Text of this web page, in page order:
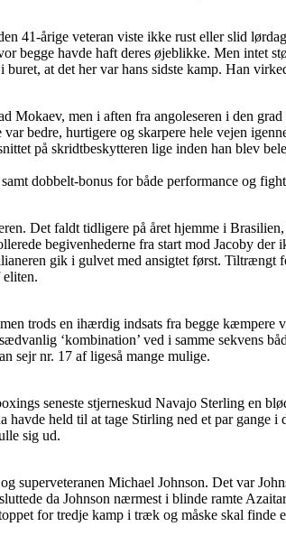
41-årige veteran viste ikke rust eller slid
begge havde haft deres øjeblikke. Men intet
at det her var hans sidste kamp. Han
Mokaev, men i aften fra angoleseren i den
bedre, hurtigere og skarpere hele vejen
på skridtbeskytteren lige inden han blev
dobbelt-bonus for både performance og
Det faldt tidligere på året hjemme i
begivenhederne fra start mod Jacoby
gik i gulvet med ansigtet først. Tiltrængt
trods en ihærdig indsats fra begge
‘kombination’ ved i samme sekvens
sejr nr. 17 af ligeså mange mulige.
seneste stjerneskud Navajo Sterling en
held til at tage Stirling ned et par gange
sig ud.
superveteranen Michael Johnson. Det var
da Johnson nærmest i blinde ramte
for tredje kamp i træk og måske skal finde